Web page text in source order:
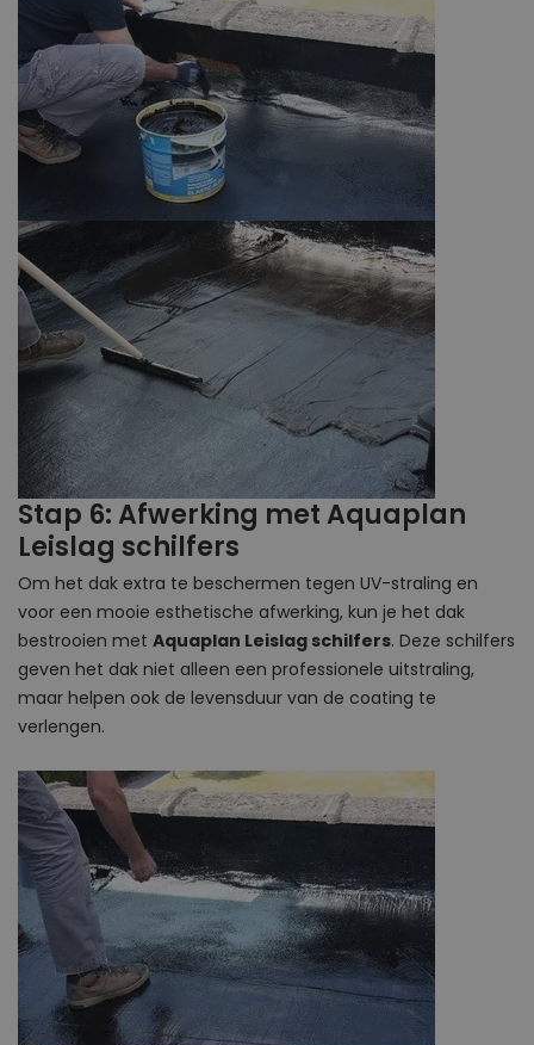
Stap 6: Afwerking met Aquaplan
Leislag schilfers
Om het dak extra te beschermen tegen UV-straling en
voor een mooie esthetische afwerking, kun je het dak
bestrooien met Aquaplan Leislag schilfers. Deze schilfers
geven het dak niet alleen een professionele uitstraling,
maar helpen ook de levensduur van de coating te
verlengen.